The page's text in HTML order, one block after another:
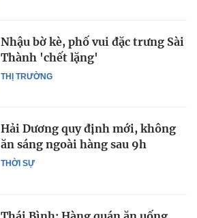
THỊ TRƯỜNG
Nhậu bờ kè, phố vui đặc trưng Sài
Thành 'chết lặng'
THỜI SỰ
Hải Dương quy định mới, không
ăn sáng ngoài hàng sau 9h